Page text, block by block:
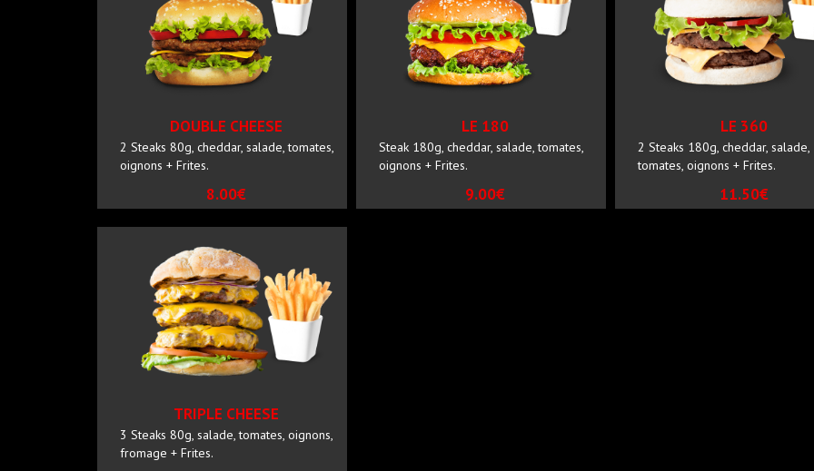
DOUBLE CHEESE
2 Steaks 80g, cheddar, salade, tomates,
oignons + Frites.
8.00€
LE 180
Steak 180g, cheddar, salade, tomates,
oignons + Frites.
9.00€
LE 360
2 Steaks 180g, cheddar, salade,
tomates, oignons + Frites.
11.50€
TRIPLE CHEESE
3 Steaks 80g, salade, tomates, oignons,
fromage + Frites.